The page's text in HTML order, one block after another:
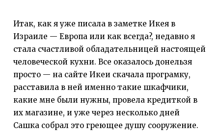
Итак, как я уже писала в заметке Икея в
Израиле — Европа или как всегда?, недавно я
стала счастливой обладательницей настоящей
человеческой кухни. Все оказалось донельзя
просто — на сайте Икеи скачала програмку,
расставила в ней именно такие шкафчики,
какие мне были нужны, провела кредиткой в
их магазине, и уже через несколько дней
Сашка собрал это греющее душу сооружение.